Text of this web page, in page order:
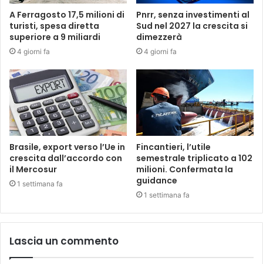
A Ferragosto 17,5 milioni di
turisti, spesa diretta
superiore a 9 miliardi
4 giorni fa
Pnrr, senza investimenti al
Sud nel 2027 la crescita si
dimezzerà
4 giorni fa
Brasile, export verso l’Ue in
crescita dall’accordo con
il Mercosur
1 settimana fa
Fincantieri, l’utile
semestrale triplicato a 102
milioni. Confermata la
guidance
1 settimana fa
Lascia un commento